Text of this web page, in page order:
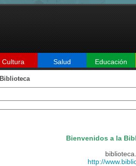
Cultura Salud Educación
Biblioteca
Bienvenidos a la
http://